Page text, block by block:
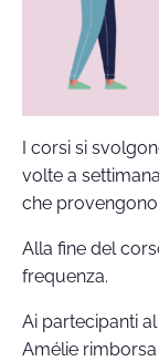
I corsi si
volte a
che provengono
Alla fine del
frequenza.
Ai partecipanti
Amélie